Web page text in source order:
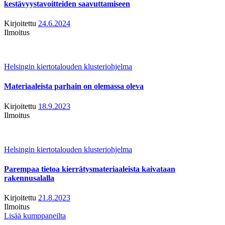
kestävyystavoitteiden saavuttamiseen
Kirjoitettu 24.6.2024
Ilmoitus
Helsingin kiertotalouden klusteriohjelma
Materiaaleista parhain on olemassa oleva
Kirjoitettu 18.9.2023
Ilmoitus
Helsingin kiertotalouden klusteriohjelma
Parempaa tietoa kierrätysmateriaaleista kaivataan
rakennusalalla
Kirjoitettu 21.8.2023
Ilmoitus
Lisää kumppaneilta